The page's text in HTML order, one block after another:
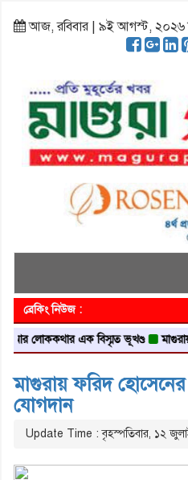
আজ, রবিবার | ৯ই আগস্ট, ২০২৬
ব্রেকিং নিউজ :
এক বিস্মৃত ভূখণ্ড মাগুরায়
মাগুরায় ফরিদ
যোগদান
Update Time : বৃহস্পতিবার, ১২